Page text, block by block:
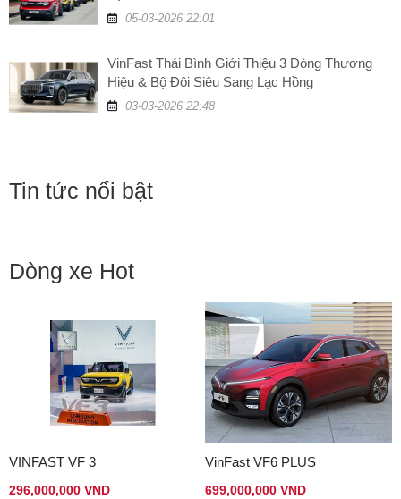
Tin tức nổi bật
Dòng xe Hot
VINFAST VF 3
296,000,000 VND
VinFast VF6 PLUS
699,000,000 VND
05-03-2026 22:01
VinFast Thái Bình Giới Thiệu 3 Dòng Thương
Hiệu & Bộ Đôi Siêu Sang Lạc Hồng
03-03-2026 22:48